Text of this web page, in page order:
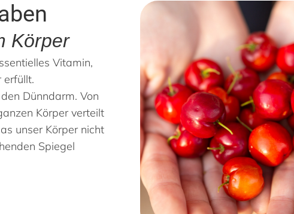
Körper
Vitamin,
erfüllt.
Dünndarm. Von
Körper verteilt
unser Körper nicht
Spiegel